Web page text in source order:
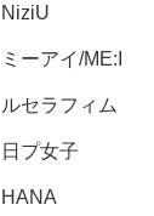
NiziU
ミーアイ/ME:I
ルセラフィム
日プ女子
HANA